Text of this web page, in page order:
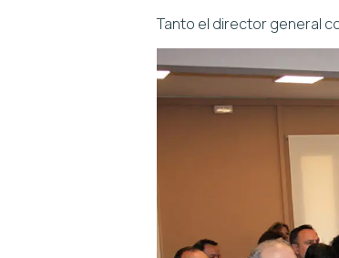
Tanto el director general